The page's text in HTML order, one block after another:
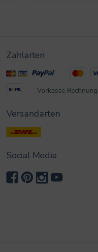
Zahlarten
Vorkasse Rechnung
Versandarten
Social Media